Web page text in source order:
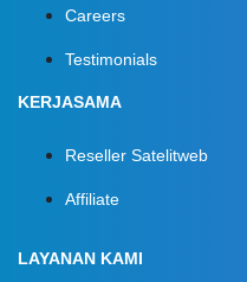
Careers
Testimonials
KERJASAMA
Reseller Satelitweb
Affiliate
LAYANAN KAMI